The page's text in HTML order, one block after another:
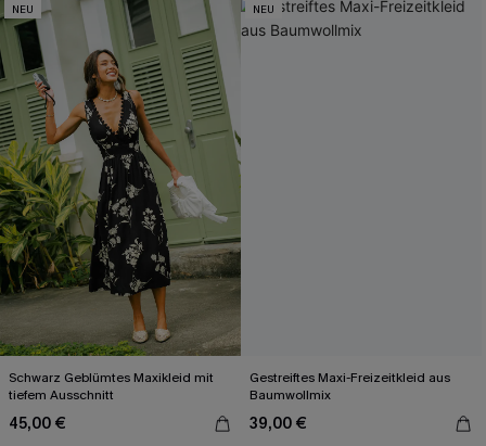
NEU
Schwarz Geblümtes Maxikleid mit
tiefem Ausschnitt
45,00 €
NEU
Gestreiftes Maxi-Freizeitkleid aus
Baumwollmix
39,00 €